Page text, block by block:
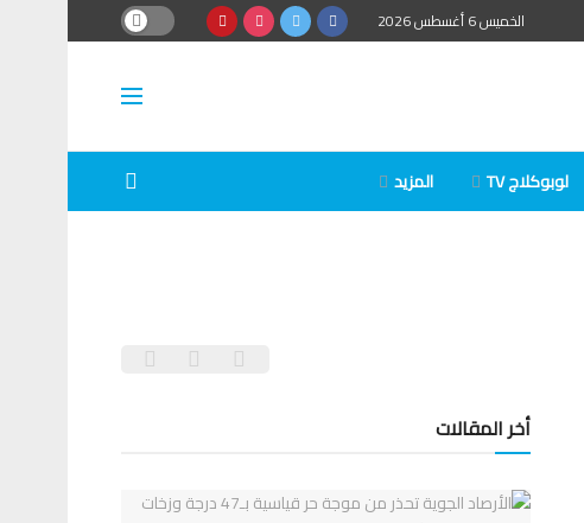
الخميس 6 أغسطس 2026
لوبوكلاج TV المزيد
أخر المقالات